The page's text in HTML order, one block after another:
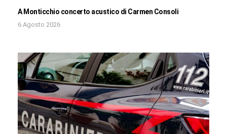
A Monticchio concerto acustico di Carmen Consoli
6 Agosto 2026